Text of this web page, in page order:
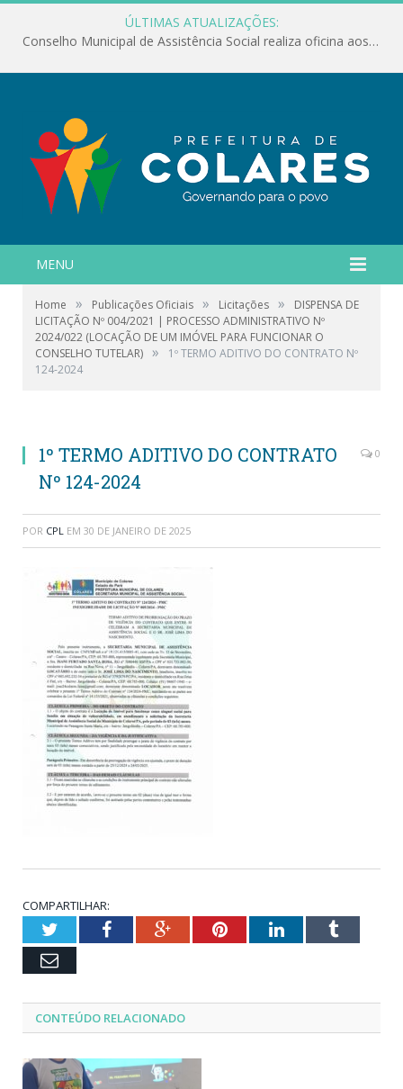
ÚLTIMAS ATUALIZAÇÕES:
Conselho Municipal de Assistência Social realiza oficina aos servidores
MENU
Home » Publicações Oficiais » Licitações »
DISPENSA DE
LICITAÇÃO Nº 004/2021 | PROCESSO ADMINISTRATIVO Nº
2024/022 (LOCAÇÃO DE UM IMÓVEL PARA FUNCIONAR O
CONSELHO TUTELAR) »
1º TERMO ADITIVO DO CONTRATO Nº
124-2024
1º TERMO ADITIVO DO CONTRATO
Nº 124-2024
0
POR CPL EM 30 DE JANEIRO DE 2025
COMPARTILHAR:
TwitterFacebookGoogle+PinterestLinkedInTumblr
Email
CONTEÚDO RELACIONADO